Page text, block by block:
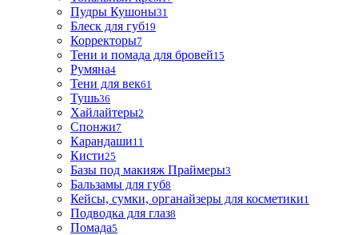
Пудры Кушоны31
Блеск для губ19
Корректоры7
Тени и помада для бровей15
Румяна4
Тени для век61
Тушь36
Хайлайтеры2
Спонжи7
Карандаши11
Кисти25
Базы под макияж Праймеры3
Бальзамы для губ8
Кейсы, сумки, органайзеры для косметики1
Подводка для глаз8
Помада5